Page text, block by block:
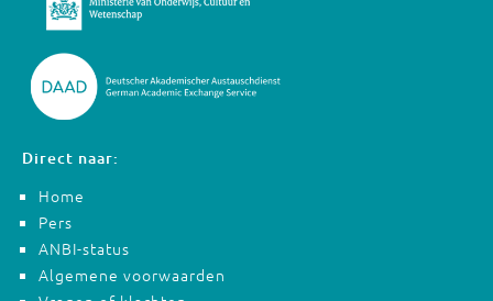
Direct naar:
Home
Pers
ANBI-status
Algemene voorwaarden